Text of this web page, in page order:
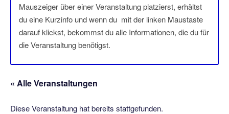
Mauszeiger über einer Veranstaltung platzierst, erhältst
du eine Kurzinfo und wenn du mit der linken Maustaste
darauf klickst, bekommst du alle Informationen, die du für
die Veranstaltung benötigst.
« Alle Veranstaltungen
Diese Veranstaltung hat bereits stattgefunden.